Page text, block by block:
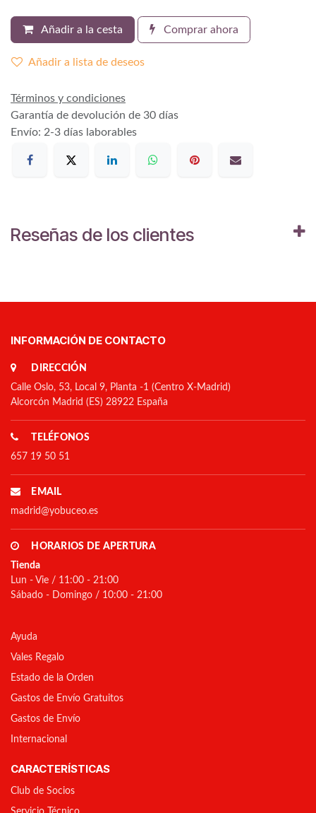
Añadir a la cesta Comprar ahora
Añadir a lista de deseos
Términos y condiciones
Garantía de devolución de 30 días
Envío: 2-3 días laborables
Reseñas de los clientes
INFORMACIÓN DE CONTACTO
DIRECCIÓN
Calle Oslo, 53, Local 9, Planta -1 (Centro X-Madrid)
Alcorcón Madrid (ES) 28922 España
TELÉFONOS
657 19 50 51
EMAIL
madrid@yobuceo.es
HORARIOS DE APERTURA
Tienda
Lun - Vie / 11:00 - 21:00
Sábado - Domingo / 10:00 - 21:00
Ayuda
Vales Regalo
Estado de la Orden
Gastos de Envío Gratuitos
Gastos de Envío
Internacional
CARACTERÍSTICAS
Club de Socios